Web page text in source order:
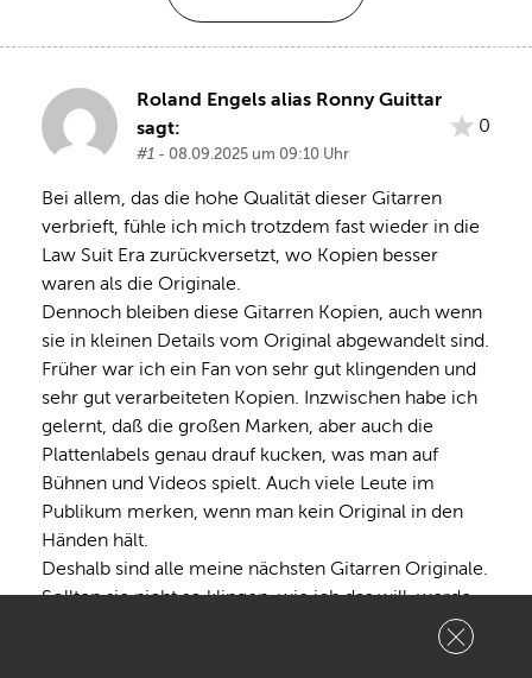
Roland Engels alias Ronny Guittar
sagt:
#1 - 08.09.2025 um 09:10 Uhr
0
Bei allem, das die hohe Qualität dieser Gitarren
verbrieft, fühle ich mich trotzdem fast wieder in die
Law Suit Era zurückversetzt, wo Kopien besser
waren als die Originale.
Dennoch bleiben diese Gitarren Kopien, auch wenn
sie in kleinen Details vom Original abgewandelt sind.
Früher war ich ein Fan von sehr gut klingenden und
sehr gut verarbeiteten Kopien. Inzwischen habe ich
gelernt, daß die großen Marken, aber auch die
Plattenlabels genau drauf kucken, was man auf
Bühnen und Videos spielt. Auch viele Leute im
Publikum merken, wenn man kein Original in den
Händen hält.
Deshalb sind alle meine nächsten Gitarren Originale.
Sollten sie nicht so klingen, wie ich das will, werde
ich die Tonabnehmer ändern, ohne die originale
Optik zu verändern, damit alles "Stock" aussieht.